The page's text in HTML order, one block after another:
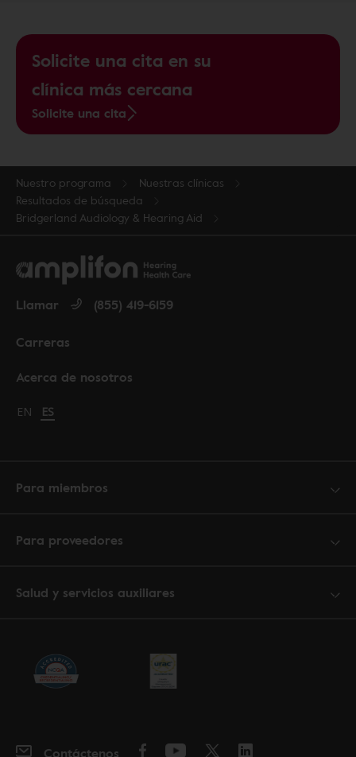
Solicite una cita en su
clínica más cercana
Solicite una cita
Nuestro programa
Nuestras clínicas
Resultados de búsqueda
Bridgerland Audiology & Hearing Aid
Acerca de nosotros
Carreras
Llamar (855) 419-6159
Change language to English
EN Cambiar idioma a español
ES
Para miembros
Para proveedores
Salud y servicios auxiliares